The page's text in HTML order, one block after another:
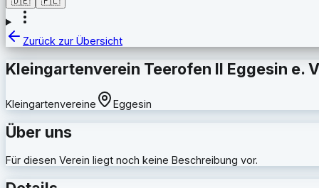
Zurück zur Übersicht
Kleingartenverein Teerofen II Eggesin e.
Kleingartenvereine Eggesin
Über uns
Für diesen Verein liegt noch keine Beschreibung vor.